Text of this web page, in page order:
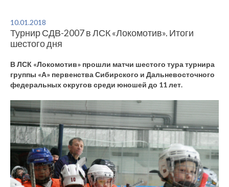
ВИДЫ СПОРТА
ОБЪЕКТЫ
ОЦЕНКА КАЧЕСТВА ОБРАЗОВАНИЯ ВАКАНСИИ
ПЛАТНЫЕ УСЛУГИ КОНТАКТЫ
10.01.2018
Турнир СДВ-2007 в ЛСК «Локомотив». Итоги
шестого дня
В ЛСК «Локомотив» прошли матчи шестого тура турнира
группы «А» первенства Сибирского и Дальневосточного
федеральных округов среди юношей до 11 лет.